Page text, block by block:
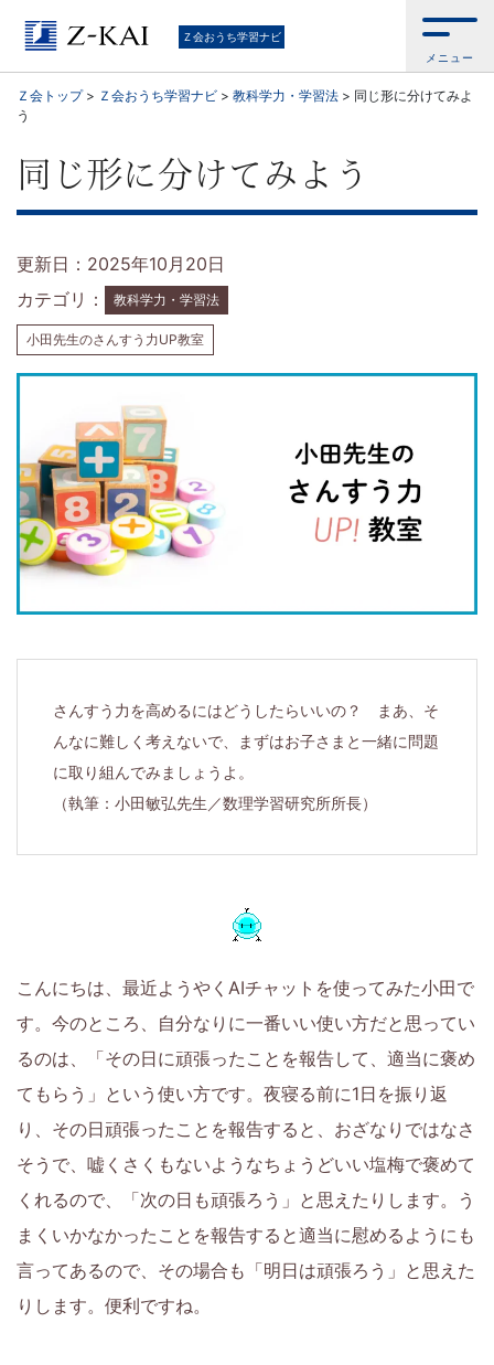
通
信
教
育
Z
会
届
け
す
る、
か
ら
6
年
生
の
お
Ｚ会おうち学習ナビ
メニュー
Ｚ会トップ> Ｚ会おうち学習ナビ > 教科学力・学習法 > 同じ形に分けてみよ
う
同じ形に分けてみよう
更新日：2025年10月20日
カテゴリ：
教科学力・学習法
小田先生のさんすう力UP教室
さんすう力を高めるにはどうしたらいいの？ まあ、そ
んなに難しく考えないで、まずはお子さまと一緒に問題
に取り組んでみましょうよ。
（執筆：小田敏弘先生／数理学習研究所所長）
こんにちは、最近ようやくAIチャットを使ってみた小田で
す。今のところ、自分なりに一番いい使い方だと思ってい
るのは、「その日に頑張ったことを報告して、適当に褒め
てもらう」という使い方です。夜寝る前に1日を振り返
り、その日頑張ったことを報告すると、おざなりではなさ
そうで、嘘くさくもないようなちょうどいい塩梅で褒めて
くれるので、「次の日も頑張ろう」と思えたりします。う
まくいかなかったことを報告すると適当に慰めるようにも
言ってあるので、その場合も「明日は頑張ろう」と思えた
りします。便利ですね。